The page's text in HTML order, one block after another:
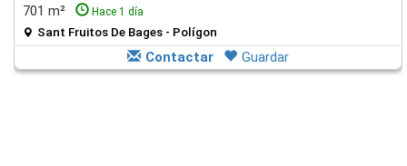
701 m²
Hace 1 día
Sant Fruitos De Bages - Polígon
Contactar Guardar